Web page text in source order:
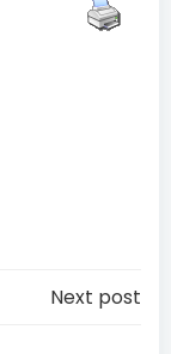
Next post